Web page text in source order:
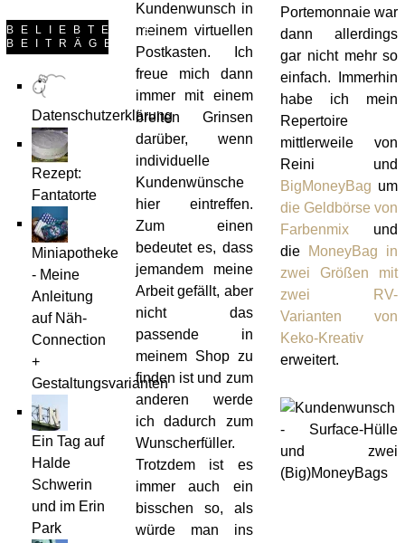
Kundenwunsch in
meinem virtuellen
Postkasten. Ich
freue mich dann
immer mit einem
breiten Grinsen
darüber, wenn
individuelle
Kundenwünsche
hier eintreffen.
Zum einen
bedeutet es, dass
jemandem meine
Arbeit gefällt, aber
nicht das
passende in
meinem Shop zu
finden ist und zum
anderen werde
ich dadurch zum
Wunscherfüller.
Trotzdem ist es
immer auch ein
bisschen so, als
würde man ins
Portemonnaie war
dann allerdings
gar nicht mehr so
einfach. Immerhin
habe ich mein
Repertoire
mittlerweile von
Reini und
BigMoneyBag um
die Geldbörse von
Farbenmix und
die MoneyBag in
zwei Größen mit
zwei RV-
Varianten von
Keko-Kreativ
erweitert.
BELIEBTESTE
BEITRÄGE
Datenschutzerklärung
Rezept:
Fantatorte
Miniapotheke
- Meine
Anleitung
auf Näh-
Connection
+
Gestaltungsvarianten
Ein Tag auf
Halde
Schwerin
und im Erin
Park